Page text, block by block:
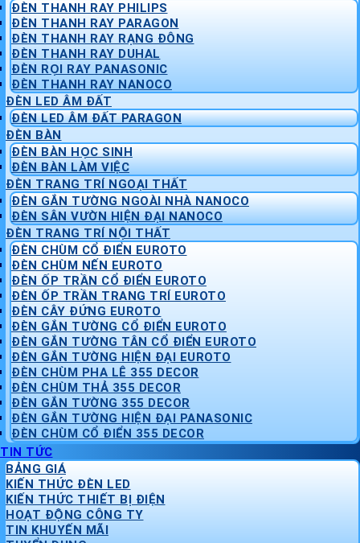
ĐÈN THANH RAY PHILIPS
ĐÈN THANH RAY PARAGON
ĐÈN THANH RAY RẠNG ĐÔNG
ĐÈN THANH RAY DUHAL
ĐÈN RỌI RAY PANASONIC
ĐÈN THANH RAY NANOCO
ĐÈN LED ÂM ĐẤT
ĐÈN LED ÂM ĐẤT PARAGON
ĐÈN BÀN
ĐÈN BÀN HỌC SINH
ĐÈN BÀN LÀM VIỆC
ĐÈN TRANG TRÍ NGOẠI THẤT
ĐÈN GẮN TƯỜNG NGOÀI NHÀ NANOCO
ĐÈN SÂN VƯỜN HIỆN ĐẠI NANOCO
ĐÈN TRANG TRÍ NỘI THẤT
ĐÈN CHÙM CỔ ĐIỂN EUROTO
ĐÈN CHÙM NẾN EUROTO
ĐÈN ỐP TRẦN CỔ ĐIỂN EUROTO
ĐÈN ỐP TRẦN TRANG TRÍ EUROTO
ĐÈN CÂY ĐỨNG EUROTO
ĐÈN GẮN TƯỜNG CỔ ĐIỂN EUROTO
ĐÈN GẮN TƯỜNG TÂN CỔ ĐIỂN EUROTO
ĐÈN GẮN TƯỜNG HIỆN ĐẠI EUROTO
ĐÈN CHÙM PHA LÊ 355 DECOR
ĐÈN CHÙM THẢ 355 DECOR
ĐÈN GẮN TƯỜNG 355 DECOR
ĐÈN GẮN TƯỜNG HIỆN ĐẠI PANASONIC
ĐÈN CHÙM CỔ ĐIỂN 355 DECOR
TIN TỨC
BẢNG GIÁ
KIẾN THỨC ĐÈN LED
KIẾN THỨC THIẾT BỊ ĐIỆN
HOẠT ĐỘNG CÔNG TY
TIN KHUYẾN MÃI